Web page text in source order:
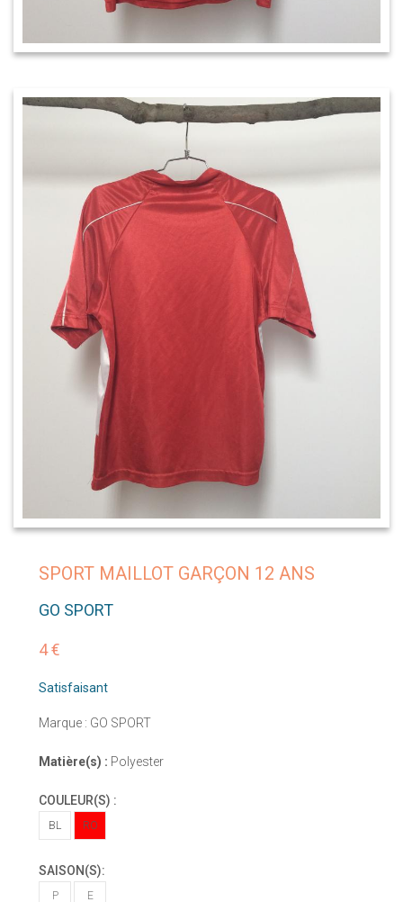
SPORT MAILLOT GARÇON 12 ANS
GO SPORT
4 €
Satisfaisant
Marque : GO SPORT
Matière(s) : Polyester
COULEUR(S) :
BL RO
SAISON(S):
P E